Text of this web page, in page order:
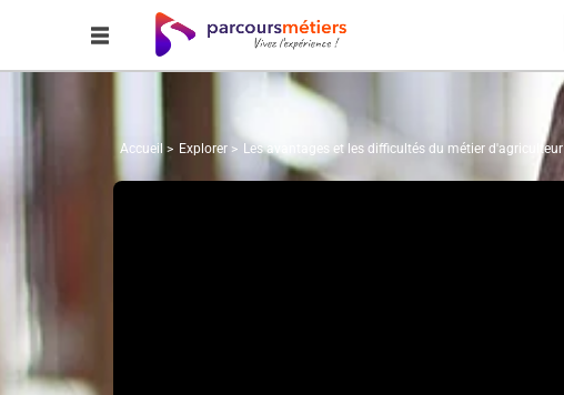
Accueil Explorer Les avantages et les difficultés du métier d'agriculteur